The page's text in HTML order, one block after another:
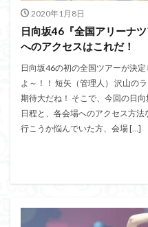
2020年1月8日
日向坂46『全国アリーナ
へのアクセスはこれだ！
日向坂46の初の全国ツアーが決
よ～！！ 短矢（管理人） 沢山の
期待大だね！ そこで、今回の日
日程と、各会場へのアクセス方
行こうか悩んでいた方、会場 […]